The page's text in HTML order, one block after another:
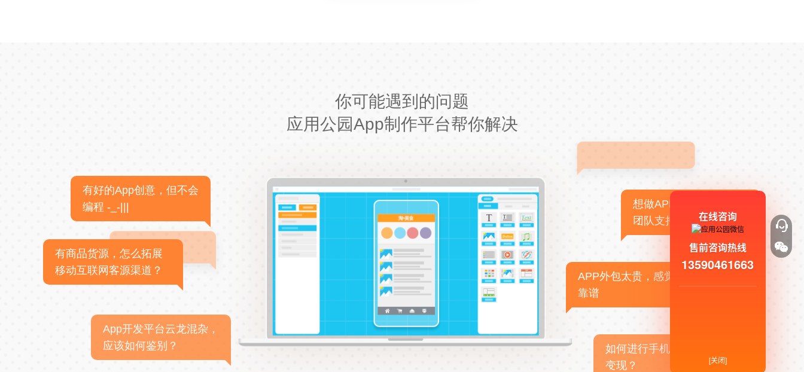
你可能遇到的问题
应用公园App制作平台帮你解决
有好的App创意，但不会
编程 -_-|||
有商品货源，怎么拓展
移动互联网客源渠道？
App开发平台云龙混杂，
应该如何鉴别？
想做APP，但没有技术
团队支持
APP外包太贵，感觉不
靠谱
如何进行手机APP商业
变现？
在线咨询
售前咨询热线
13590461663
[关闭]